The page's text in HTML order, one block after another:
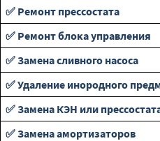
✅ Ремонт прессостата
✅ Ремонт блока управления
✅ Замена сливного насоса
✅ Удаление инородного
✅ Замена КЭН или
✅ Замена амортизаторов